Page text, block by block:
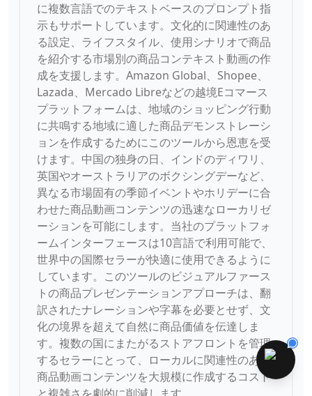
に複数言語でのテキストベースのプロンプト指
示もサポートしています。文化的に関連性のあ
る設定、ライフスタイル、使用シナリオで商品
を紹介する市場別の商品コンテキスト動画の作
成を支援します。Amazon Global、Shopee、
Lazada、Mercado Libreなどの越境Eコマース
プラットフォームは、地域のショッピング行動
に共鳴する地域に適した商品デモンストレーシ
ョンを作成するためにこのツールから恩恵を受
けます。中国の独身の日、インドのディワリ、
英国やオーストラリアのボクシングデーなど、
異なる市場固有の季節イベントやホリデーに合
わせた商品動画コンテンツの迅速なローカリゼ
ーションを可能にします。当社のプラットフォ
ームインターフェースは10言語で利用可能で、
世界中の国際セラーが快適に使用できるように
しています。このツールのビジュアルファース
トの商品プレゼンテーションアプローチは、翻
訳されたナレーションや字幕を必要とせず、文
化の境界を超えて自然に商品価値を伝達しま
す。複数の国にまたがるストアフロントを管理
するセラーにとって、ローカルに関連性のある
商品動画コンテンツを大規模に作成するコスト